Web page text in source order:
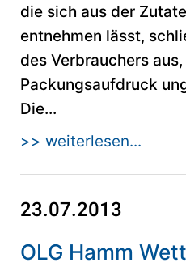
die sich aus der
entnehmen lässt,
des Verbrauchers
Packungsaufdruck
Die...
>> weiterlesen...
23.07.2013
OLG Hamm